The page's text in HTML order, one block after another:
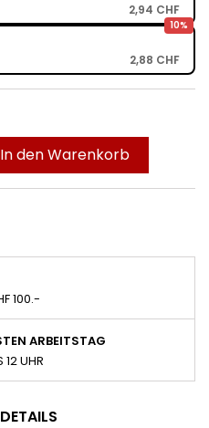
2,94 CHF
10%
2,88 CHF
In den Warenkorb
100.-
ARBEITSTAG
12 UHR